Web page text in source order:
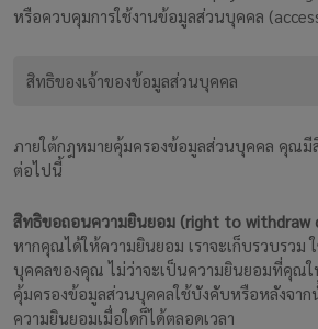
หรือควบคุมการใช้งานข้อมูลส่วนบุคคล
สิทธิของเจ้าของข้อมูลส่วนบุคคล
ภายใต้กฎหมายคุ้มครองข้อมูลส่วนบุคคล คุณมี
ต่อไปนี้
สิทธิขอถอนความยินยอม (right to withdraw
หากคุณได้ให้ความยินยอม เราจะเก็บรวบรวม
บุคคลของคุณ ไม่ว่าจะเป็นความยินยอมที่คุณ
คุ้มครองข้อมูลส่วนบุคคลใช้บังคับหรือหลังจา
ความยินยอมเมื่อใดก็ได้ตลอดเวลา